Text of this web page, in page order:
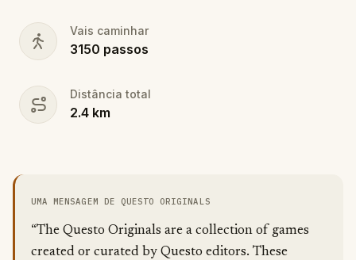
Vais caminhar
3150 passos
Distância total
2.4 km
UMA MENSAGEM DE QUESTO ORIGINALS
“The Questo Originals are a collection of games
created or curated by Questo editors. These